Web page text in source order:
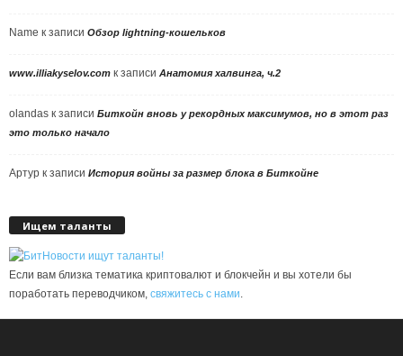
Name к записи Обзор lightning-кошельков
www.illiakyselov.com к записи Анатомия халвинга, ч.2
olandas к записи Биткойн вновь у рекордных максимумов, но в этот раз
это только начало
Артур к записи История войны за размер блока в Биткойне
Ищем таланты
Если вам близка тематика криптовалют и блокчейн и вы хотели бы
поработать переводчиком, свяжитесь с нами.